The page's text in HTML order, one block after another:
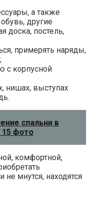
а также
другие
доска, постель,
примерять наряды,
с корпусной
нишах, выступах
спальни в
15 фото
комфортной,
мнутся, находятся